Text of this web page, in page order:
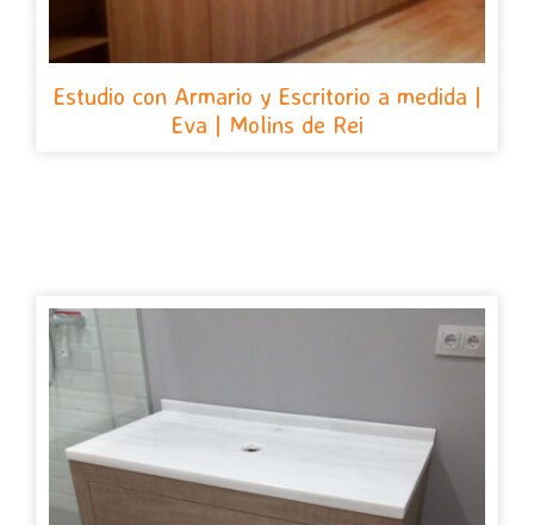
Estudio con Armario y Escritorio a medida |
Eva | Molins de Rei